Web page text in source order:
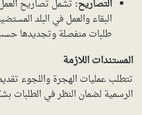
التصاريح: تشمل تصاريح
البقاء والعمل في البلد
طلبات منفصلة وتجديدها حسب
المستندات اللازمة
تتطلب عمليات الهجرة واللجوء
الرسمية لضمان النظر في